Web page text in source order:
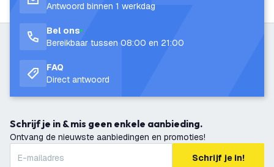
Antwoord binnen 1 werkdag
Bel ons
Bereikbaar tussen 08:00 en 21:00
FAQ
Direct antwoord
Schrijf je in & mis geen enkele aanbieding.
Ontvang de nieuwste aanbiedingen en promoties!
Schrijf je in!